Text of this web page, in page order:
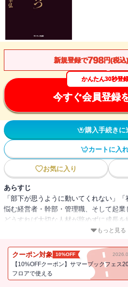
新規登録で798円(税込
かんたん30秒登
今すぐ会員登録
購入手続きに
カートに入
お気に入り
あらすじ
「部下が思うように動いてくれない」
悩む経営者・幹部・管理職、そして起業
どうすれば大切な人材が辞めずに成長
「３年以内にやめていく人が５０％以上
離職率５％未満という驚異的な数字を残
その過程でいったい何をしたのかを、ヒ
もっと見る
クーポン対象 10%OFF
【10%OFFクーポン】サマーブックフェス
フロアで使える